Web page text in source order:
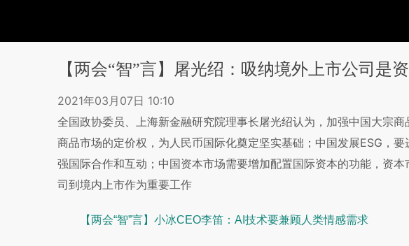
【两会“智”言】屠光绍：吸纳境外上市公司是
2021年03月07日 10:10
全国政协委员、上海新金融研究院理事长屠光绍认为，加强中国大宗
商品市场的定价权，为人民币国际化奠定坚实基础；中国发展ESG，
强国际合作和互动；中国资本市场需要增加配置国际资本的功能，资
司到境内上市作为重要工作
【两会“智”言】小冰CEO李笛：AI技术要兼顾人类情感需求